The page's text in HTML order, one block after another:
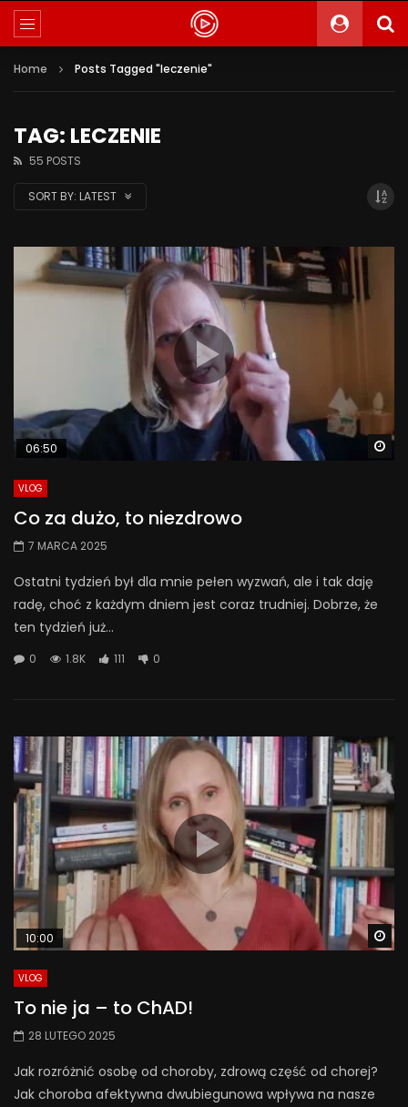
Home Posts Tagged "leczenie"
TAG: LECZENIE
55 POSTS
SORT BY: LATEST
06:50
VLOG
Co za dużo, to niezdrowo
7 MARCA 2025
Ostatni tydzień był dla mnie pełen wyzwań, ale i tak daję
radę, choć z każdym dniem jest coraz trudniej. Dobrze, że
ten tydzień już...
0 1.8K 111 0
10:00
VLOG
To nie ja – to ChAD!
28 LUTEGO 2025
Jak rozróżnić osobę od choroby, zdrową część od chorej?
Jak choroba afektywna dwubiegunowa wpływa na nasze